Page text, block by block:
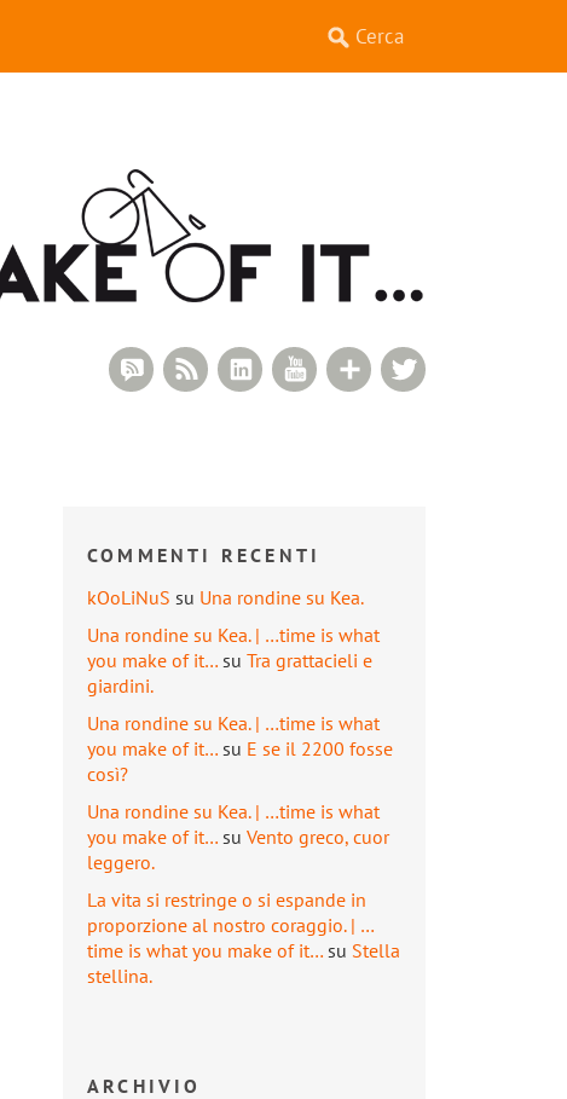
Google+
YouTube
LinkedIn
RSS Feed
RSS Comments
COMMENTI RECENTI
kOoLiNuS su Una rondine su Kea.
Una rondine su Kea. | …time is what
you make of it… su Tra grattacieli e
giardini.
Una rondine su Kea. | …time is what
you make of it… su E se il 2200 fosse
così?
Una rondine su Kea. | …time is what
you make of it… su Vento greco, cuor
leggero.
La vita si restringe o si espande in
proporzione al nostro coraggio. | …
time is what you make of it… su Stella
stellina.
ARCHIVIO